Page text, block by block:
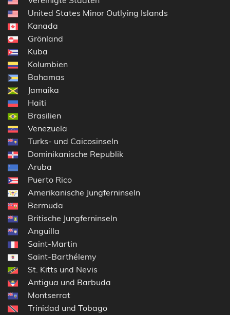
United States Minor Outlying Islands
Kanada
Grönland
Kuba
Kolumbien
Bahamas
Jamaika
Haiti
Brasilien
Venezuela
Turks- und Caicosinseln
Dominikanische Republik
Aruba
Puerto Rico
Amerikanische Jungferninseln
Bermuda
Britische Jungferninseln
Anguilla
Saint-Martin
Saint-Barthélemy
St. Kitts und Nevis
Antigua und Barbuda
Montserrat
Trinidad und Tobago